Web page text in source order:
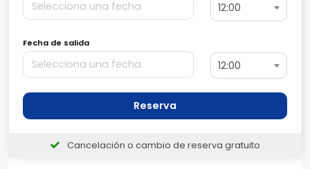
12:00
Fecha de salida
12:00
Reserva
Cancelación o cambio de reserva gratuito